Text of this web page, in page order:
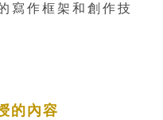
寫作框架和創作技
的內容